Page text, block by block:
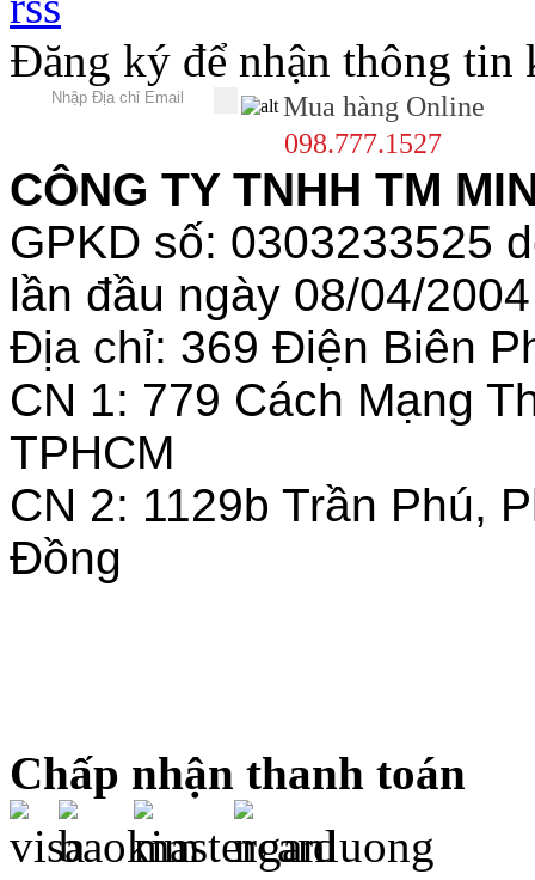
CÔNG TY TNHH TM
GPKD số: 0303233525
lần đầu ngày 08/04/2004
Địa chỉ: 369 Điện Biên
CN 1: 779 Cách Mạng
TPHCM
CN 2: 1129b Trần Phú,
Đồng
dụng thông tin từ website
Google+